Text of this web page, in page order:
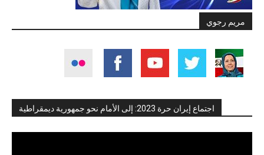
مريم رجوي
اجتماع إيران حرة 2023: إلى الأمام نحو جمهورية ديمقراطية